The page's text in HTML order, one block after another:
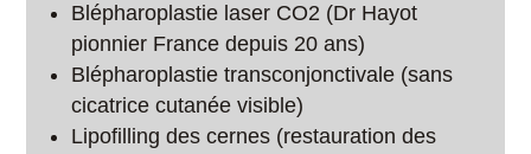
Blépharoplastie laser CO2 (Dr Hayot
pionnier France depuis 20 ans)
Blépharoplastie transconjonctivale (sans
cicatrice cutanée visible)
Lipofilling des cernes (restauration des